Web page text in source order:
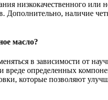
низкокачественного
Дополнительно, наличие
масло?
в зависимости от
определенных
которые позволяют